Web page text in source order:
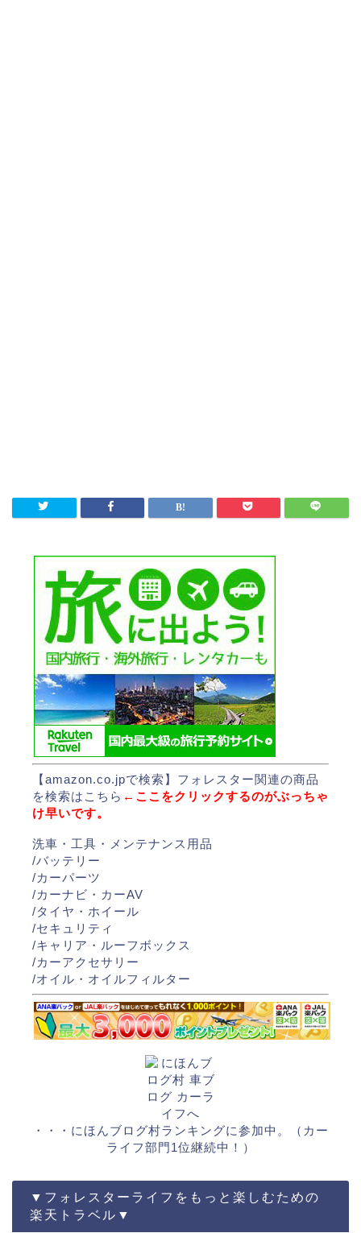
【amazon.co.jpで検索】 フォレスター関連の商品
を検索はこちら ←ここをクリックするのがぶっちゃ
け早いです。
洗車・工具・メンテナンス用品
/バッテリー
/カーパーツ
/カーナビ・カーAV
/タイヤ・ホイール
/セキュリティ
/キャリア・ルーフボックス
/カーアクセサリー
/オイル・オイルフィルター
・・・にほんブログ村ランキングに参加中。（カー
ライフ部門1位継続中！）
▼フォレスターライフをもっと楽しむための
楽天トラベル▼